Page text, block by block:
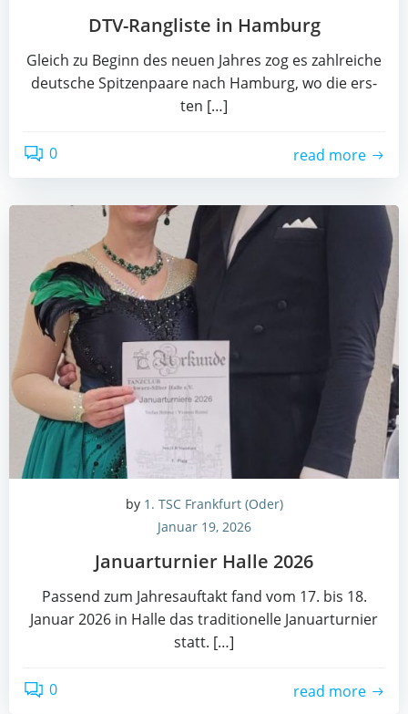
DTV-Rang­lis­te in Hamburg
Gleich zu Beginn des neu­en Jah­res zog es zahl­rei­che
deut­sche Spit­zen­paa­re nach Ham­burg, wo die ers­
ten […]
0 read more
by 1. TSC Frankfurt (Oder)
Januar 19, 2026
Janu­ar­tur­nier Hal­le 2026
Pas­send zum Jah­res­auf­takt fand vom 17. bis 18.
Janu­ar 2026 in Hal­le das tra­di­tio­nel­le Janu­ar­tur­nier
statt. […]
0 read more